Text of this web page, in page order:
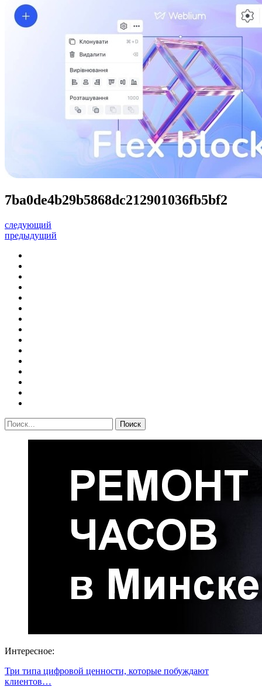
7ba0de4b29b5868dc212901036fb5bf2
следующий
предыдущий
Интересное:
Три типа цифровой ценности, которые побуждают
клиентов…